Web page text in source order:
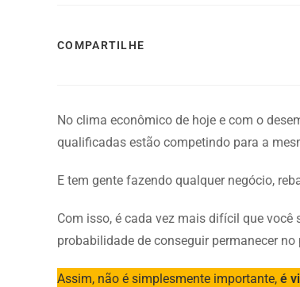
COMPARTILHE
No clima econômico de hoje e com o
qualificadas estão competindo para a
E tem gente fazendo qualquer negócio,
Com isso, é cada vez mais difícil que
probabilidade de conseguir permanecer
Assim, não é simplesmente importante, é